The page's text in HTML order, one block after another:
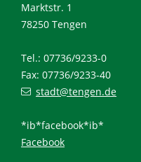
Marktstr. 1
78250 Tengen
Tel.: 07736/9233-0
Fax: 07736/9233-40
stadt@tengen.de
*ib*facebook*ib*
Facebook